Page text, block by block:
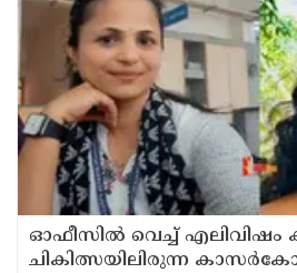
ഓഫീസില്‍ വെച്ച് എലിവിഷം
ചികിത്സയിലിരുന്ന